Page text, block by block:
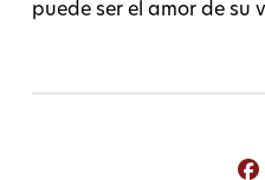
puede ser el amor de su